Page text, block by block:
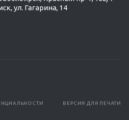
ул. ​Гагарина, 14
ВЕРСИЯ ДЛЯ ПЕЧАТИ